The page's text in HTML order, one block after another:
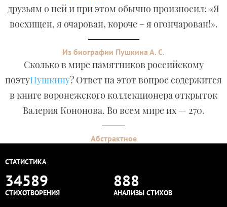
друзьям о ней и при этом обычно произносил: «Я
восхищен, я очарован, короче – я огончарован!».
Из биографии Пушкина А. С.
Сколько в мире памятников российскому
поэтуПушкину? Ответ на этот вопрос содержится
в книге воронежского коллекционера открыток
Валерия Кононова. Во всем мире их — 270.
Абстрактное
СТАТИСТИКА
34589
СТИХОТВОРЕНИЯ
888
АНАЛИЗЫ СТИХОВ